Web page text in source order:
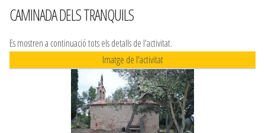
CAMINADA DELS TRANQUILS
Es mostren a continuació tots els detalls de l'activitat.
Imatge de l'activitat